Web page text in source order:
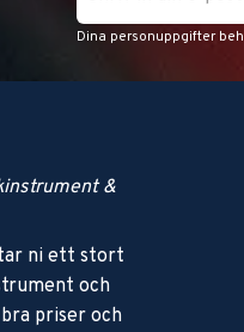
Dina personuppgifter
&
ni ett stort
och
priser och